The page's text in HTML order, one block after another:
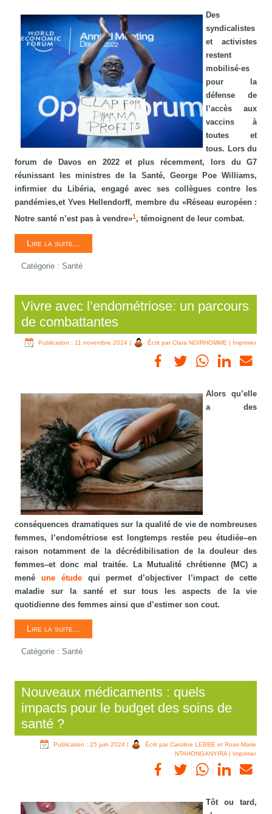
Des
syndicalistes
et activistes
restent
mobilisé·es
pour la
défense de
l’accès aux
vaccins à
toutes et
tous. Lors du
forum de Davos en 2022 et plus récemment, lors du G7
réunissant les ministres de la Santé, George Poe Williams,
infirmier du Libéria, engagé avec ses collègues contre les
pandémies,et Yves Hellendorff, membre du «Réseau européen :
Notre santé n’est pas à vendre»1, témoignent de leur combat.
Lire la suite...
Catégorie :Santé
Vivre avec l’endométriose: un parcours
de combattantes
Publication : 11 novembre 2024 | Écrit par Clara NOIRHOMME | Imprimer
Alors qu’elle
a des
conséquences dramatiques sur la qualité de vie de nombreuses
femmes, l’endométriose est longtemps restée peu étudiée–en
raison notamment de la décrédibilisation de la douleur des
femmes–et donc mal traitée. La Mutualité chrétienne (MC) a
menéune étudequi permet d’objectiver l’impact de cette
maladie sur la santé et sur tous les aspects de la vie
quotidienne des femmes ainsi que d’estimer son cout.
Lire la suite...
Catégorie :Santé
Nouveaux médicaments : quels
impacts pour le budget des soins de
santé ?
Publication : 25 juin 2024 |
Écrit par Caroline LEBBE et Rose-Marie
NTAHONGANYIRA| Imprimer
Tôt ou tard,